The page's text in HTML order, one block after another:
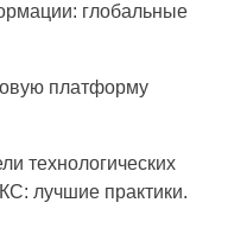
глобальные
платформу
технологических
лучшие практики.